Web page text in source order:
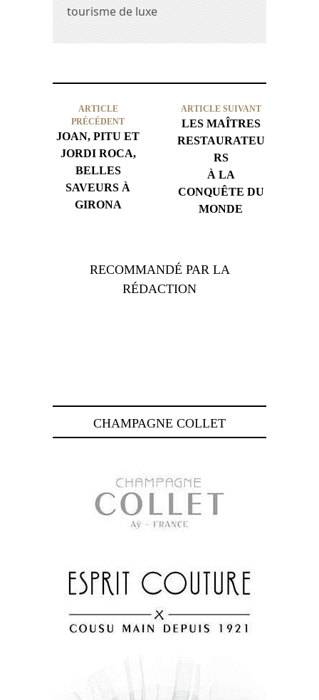
tourisme de luxe
ARTICLE
PRÉCÉDENT
JOAN, PITU ET
JORDI ROCA,
BELLES
SAVEURS À
GIRONA
ARTICLE SUIVANT
LES MAÎTRES
RESTAURATEU
RS
À LA
CONQUÊTE DU
MONDE
RECOMMANDÉ PAR LA
RÉDACTION
CHAMPAGNE COLLET